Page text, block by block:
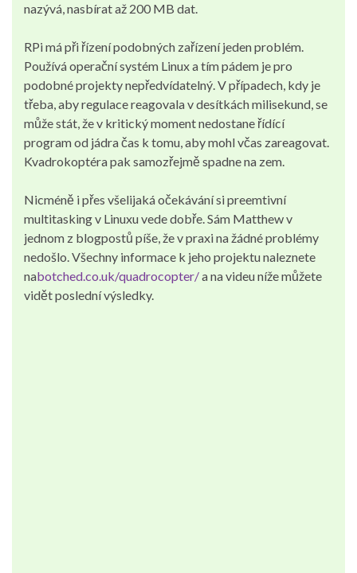
nazývá, nasbírat až 200 MB dat.
RPi má při řízení podobných zařízení jeden problém.
Používá operační systém Linux a tím pádem je pro
podobné projekty nepředvídatelný. V případech, kdy je
třeba, aby regulace reagovala v desítkách milisekund, se
může stát, že v kritický moment nedostane řídící
program od jádra čas k tomu, aby mohl včas zareagovat.
Kvadrokoptéra pak samozřejmě spadne na zem.
Nicméně i přes všelijaká očekávání si preemtivní
multitasking v Linuxu vede dobře. Sám Matthew v
jednom z blogpostů píše, že v praxi na žádné problémy
nedošlo. Všechny informace k jeho projektu naleznete
nabotched.co.uk/quadrocopter/a na videu níže můžete
vidět poslední výsledky.